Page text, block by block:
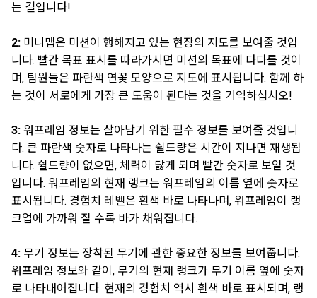
는 길입니다!
2: 미니맵은 미션이 행해지고 있는 현장의 지도를 보여줄 것입
니다. 빨간 목표 표시를 따라가시면 미션의 목표에 다다를 것이
며, 팀원들은 파란색 연꽃 모양으로 지도에 표시됩니다. 함께 하
는 것이 서로에게 가장 큰 도움이 된다는 것을 기억하십시오!
3: 워프레임 정보는 살아남기 위한 필수 정보를 보여줄 것입니
다. 큰 파란색 숫자로 나타나는 쉴드량은 시간이 지나면 재생됩
니다. 쉴드량이 없으면, 체력이 닳게 되며 빨간 숫자로 보일 것
입니다. 워프레임의 현재 랭크는 워프레임의 이름 옆에 숫자로
표시됩니다. 경험치 레벨은 흰색 바로 나타나며, 워프레임이 랭
크업에 가까워 질 수록 바가 채워집니다.
4: 무기 정보는 장착된 무기에 관한 중요한 정보를 보여줍니다.
워프레임 정보와 같이, 무기의 현재 랭크가 무기 이름 옆에 숫자
로 나타내어집니다. 현재의 경험치 역시 흰색 바로 표시되며, 랭